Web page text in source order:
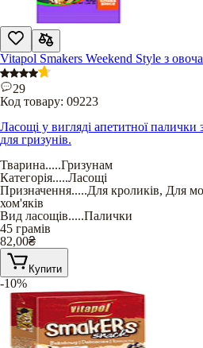
Vitapol Smakers Weekend Style з
29
Код товару: 09223
Ласощі у вигляді апетитної палички
для гризунів.
Тварина.....Гризунам
Категорія.....Ласощі
Призначення.....Для кроликів, Для
хом'яків
Вид ласощів.....Палички
45 грамів
82,00₴
Купити
-10%